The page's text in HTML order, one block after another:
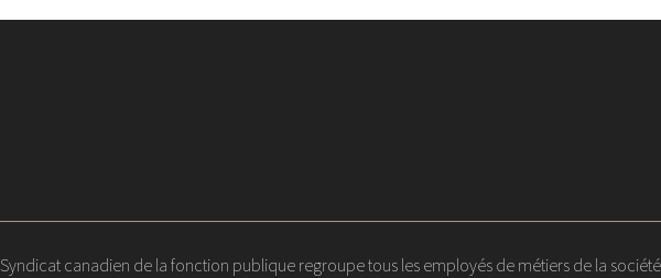
canadien de la fonction publique regroupe tous les employés de métiers de la